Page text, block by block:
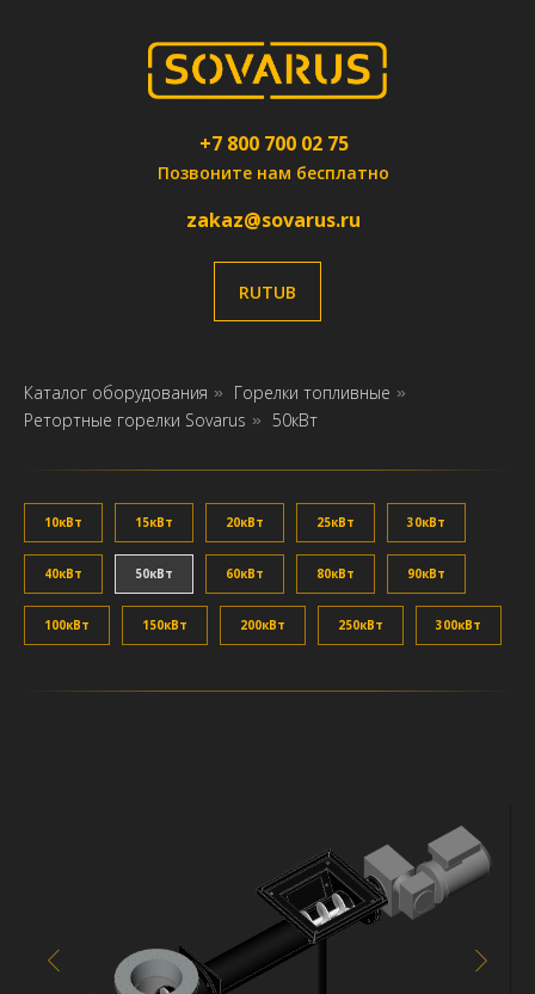
+7 800 700 02 75
Позвоните нам бесплатно
zakaz@sovarus.ru
RUTUB
Каталог оборудования » Горелки топливные »
Ретортные горелки Sovarus » 50кВт
10кВт 15кВт 20кВт 25кВт 30кВт
40кВт 50кВт 60кВт 80кВт 90кВт
100кВт 150кВт 200кВт 250кВт 300кВт